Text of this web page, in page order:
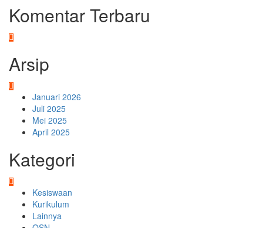
Komentar Terbaru
Arsip
Januari 2026
Juli 2025
Mei 2025
April 2025
Kategori
Kesiswaan
Kurikulum
Lainnya